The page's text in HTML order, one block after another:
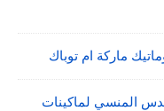
ماركة ام توباك
المنسي لماكينات